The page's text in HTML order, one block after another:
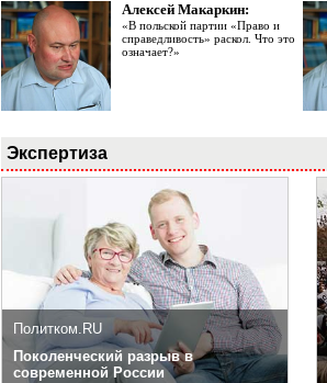
Алексей Макаркин:
«В польской партии «Право и
справедливость» раскол. Что это
означает?»
Экспертиза
Политком.RU
Поколенческий разрыв в
современной России